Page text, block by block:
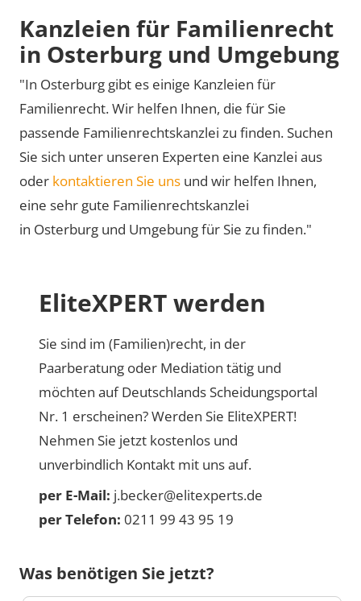
Kanzleien für Familienrecht
in Osterburg und Umgebung
"In Osterburg gibt es einige Kanzleien für
Familienrecht. Wir helfen Ihnen, die für Sie
passende Familienrechtskanzlei zu finden. Suchen
Sie sich unter unseren Experten eine Kanzlei aus
oder kontaktieren Sie uns und wir helfen Ihnen,
eine sehr gute Familienrechtskanzlei
in Osterburg und Umgebung für Sie zu finden."
EliteXPERT werden
Sie sind im (Familien)recht, in der
Paarberatung oder Mediation tätig und
möchten auf Deutschlands Scheidungsportal
Nr. 1 erscheinen? Werden Sie EliteXPERT!
Nehmen Sie jetzt kostenlos und
unverbindlich Kontakt mit uns auf.
per E-Mail: j.becker@elitexperts.de
per Telefon: 0211 99 43 95 19
Was benötigen Sie jetzt?